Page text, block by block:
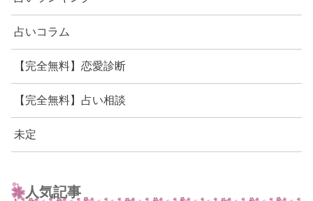
占いコラム
【完全無料】恋愛診断
【完全無料】占い相談
未定
人気記事